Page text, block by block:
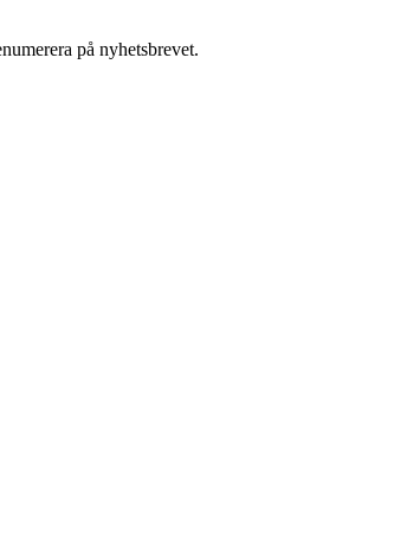
på nyhetsbrevet.